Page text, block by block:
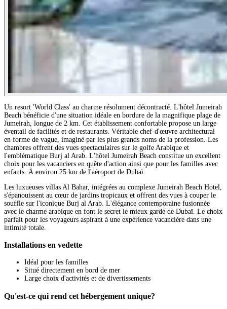
Un resort 'World Class' au charme résolument décontracté. L'hôtel Jumeirah
Beach bénéficie d'une situation idéale en bordure de la magnifique plage de
Jumeirah, longue de 2 km. Cet établissement confortable propose un large
éventail de facilités et de restaurants. Véritable chef-d'œuvre architectural
en forme de vague, imaginé par les plus grands noms de la profession. Les
chambres offrent des vues spectaculaires sur le golfe Arabique et
l'emblématique Burj al Arab. L'hôtel Jumeirah Beach constitue un excellent
choix pour les vacanciers en quête d'action ainsi que pour les familles avec
enfants. À environ 25 km de l'aéroport de Dubaï.
Les luxueuses villas Al Bahar, intégrées au complexe Jumeirah Beach Hotel,
s'épanouissent au cœur de jardins tropicaux et offrent des vues à couper le
souffle sur l'iconique Burj al Arab. L'élégance contemporaine fusionnée
avec le charme arabique en font le secret le mieux gardé de Dubaï. Le choix
parfait pour les voyageurs aspirant à une expérience vacancière dans une
intimité totale.
Installations en vedette
Idéal pour les familles
Situé directement en bord de mer
Large choix d'activités et de divertissements
Qu'est-ce qui rend cet hébergement unique?